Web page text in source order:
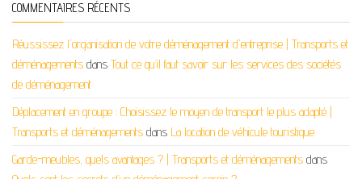
COMMENTAIRES RÉCENTS
Réussissez l'organisation de votre déménagement d'entreprise | Transports et
déménagements dans Tout ce qu’il faut savoir sur les services des sociétés
de déménagement
Déplacement en groupe : Choisissez le moyen de transport le plus adapté |
Transports et déménagements dans La location de véhicule touristique
Garde-meubles, quels avantages ? | Transports et déménagements dans